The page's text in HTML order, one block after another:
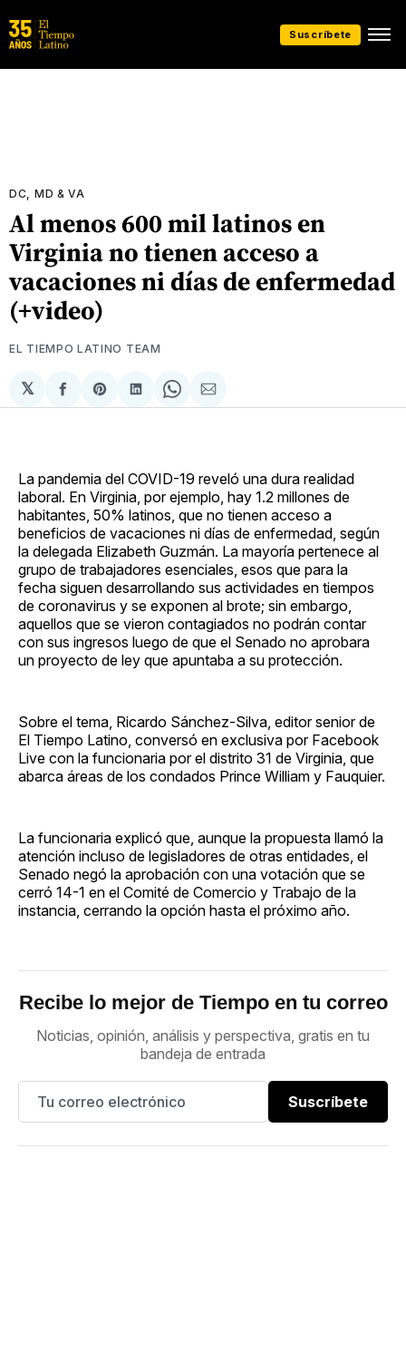
Suscríbete
DC, MD & VA
Al menos 600 mil latinos en
Virginia no tienen acceso a
vacaciones ni días de enfermedad
(+video)
EL TIEMPO LATINO TEAM
𝕏
Compartir
en
Share
on
Compartir
en
Share
on
Compartir
via
La pandemia del COVID-19 reveló una dura realidad
laboral. En Virginia, por ejemplo, hay 1.2 millones de
habitantes, 50% latinos, que no tienen acceso a
beneficios de vacaciones ni días de enfermedad, según
la delegada Elizabeth Guzmán. La mayoría pertenece al
grupo de trabajadores esenciales, esos que para la
fecha siguen desarrollando sus actividades en tiempos
de coronavirus y se exponen al brote; sin embargo,
aquellos que se vieron contagiados no podrán contar
con sus ingresos luego de que el Senado no aprobara
un proyecto de ley que apuntaba a su protección.
Sobre el tema, Ricardo Sánchez-Silva, editor senior de
El Tiempo Latino, conversó en exclusiva por Facebook
Live con la funcionaria por el distrito 31 de Virginia, que
abarca áreas de los condados Prince William y Fauquier.
La funcionaria explicó que, aunque la propuesta llamó la
atención incluso de legisladores de otras entidades, el
Senado negó la aprobación con una votación que se
cerró 14-1 en el Comité de Comercio y Trabajo de la
instancia, cerrando la opción hasta el próximo año.
Recibe lo mejor de Tiempo en tu correo
Noticias, opinión, análisis y perspectiva, gratis en tu
bandeja de entrada
Suscríbete